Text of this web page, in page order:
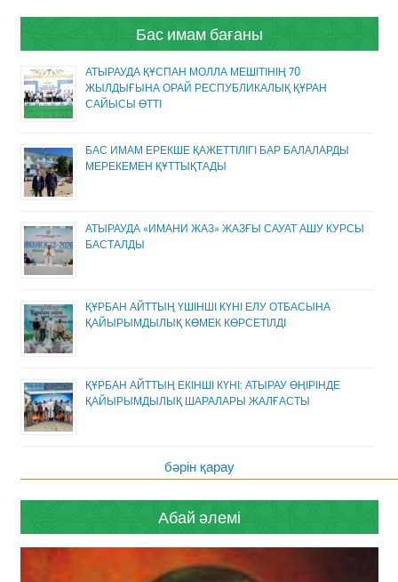
Бас имам бағаны
АТЫРАУДА ҚҰСПАН МОЛЛА МЕШІТІНІҢ 70
ЖЫЛДЫҒЫНА ОРАЙ РЕСПУБЛИКАЛЫҚ ҚҰРАН
САЙЫСЫ ӨТТІ
БАС ИМАМ ЕРЕКШЕ ҚАЖЕТТІЛІГІ БАР БАЛАЛАРДЫ
МЕРЕКЕМЕН ҚҰТТЫҚТАДЫ
АТЫРАУДА «ИМАНИ ЖАЗ» ЖАЗҒЫ САУАТ АШУ КУРСЫ
БАСТАЛДЫ
ҚҰРБАН АЙТТЫҢ ҮШІНШІ КҮНІ ЕЛУ ОТБАСЫНА
ҚАЙЫРЫМДЫЛЫҚ КӨМЕК КӨРСЕТІЛДІ
ҚҰРБАН АЙТТЫҢ ЕКІНШІ КҮНІ: АТЫРАУ ӨҢІРІНДЕ
ҚАЙЫРЫМДЫЛЫҚ ШАРАЛАРЫ ЖАЛҒАСТЫ
бәрін қарау
Абай әлемі